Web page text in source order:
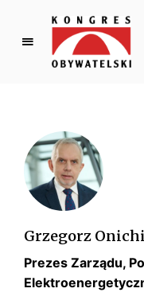
K
g
r
e
s
O
b
y
w
a
Grzegorz
Prezes Zarządu,